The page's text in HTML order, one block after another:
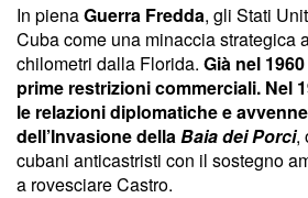
In pienaGuerra Fredda, gli Stati
Cuba come una minaccia strategica
chilometri dalla Florida. Già nel
prime restrizioni commerciali. Nel
le relazioni diplomatiche e
dell’Invasione della Baia dei Porci,
cubani anticastristi con il sostegno
a rovesciare Castro.